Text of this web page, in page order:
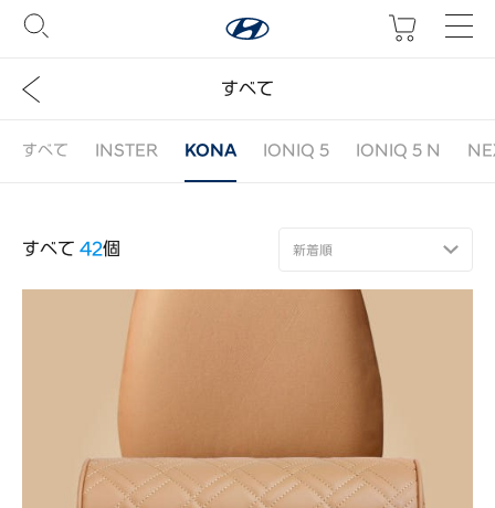
すべて
すべて INSTER KONA IONIQ 5 IONIQ 5 N
すべて 42個 新着順